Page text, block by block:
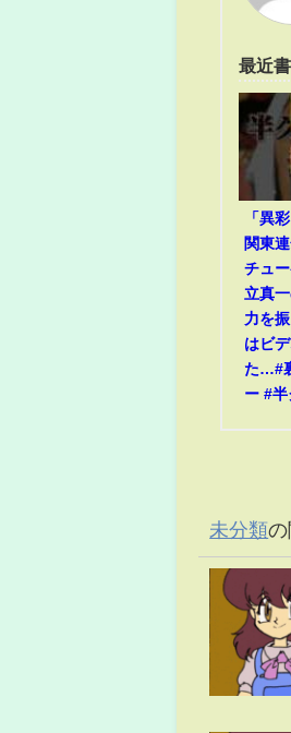
最近
「異
関東
チュ
立真
力を
はビ
た…#
ー #
未分類